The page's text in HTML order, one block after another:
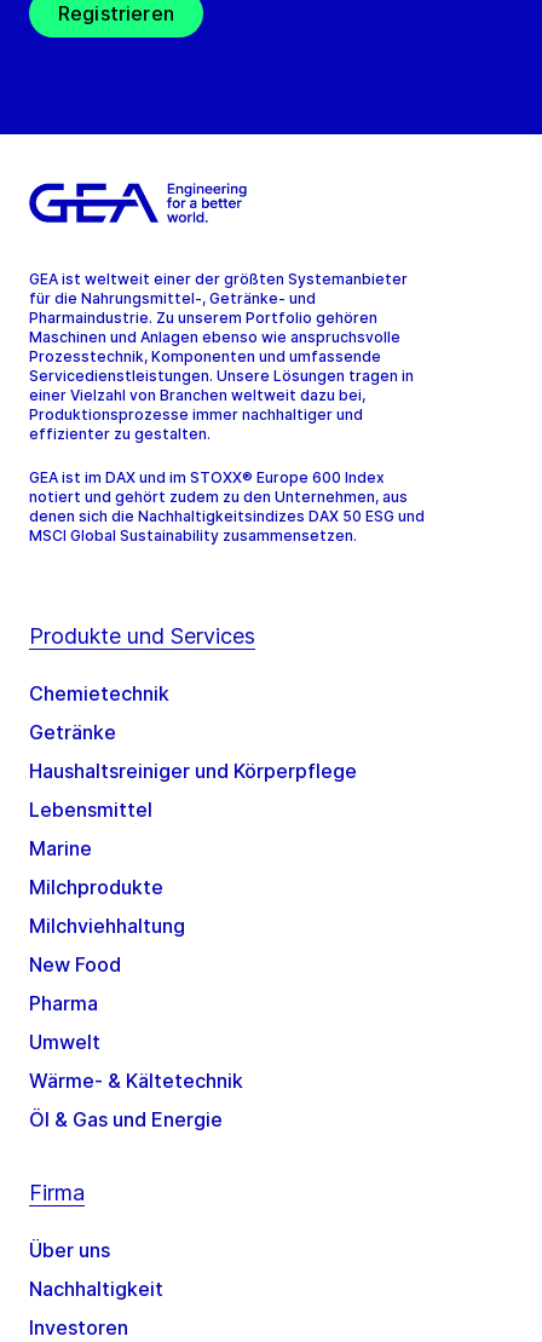
Registrieren
GEA ist weltweit einer der größten Systemanbieter
für die Nahrungsmittel-, Getränke- und
Pharmaindustrie. Zu unserem Portfolio gehören
Maschinen und Anlagen ebenso wie anspruchsvolle
Prozesstechnik, Komponenten und umfassende
Servicedienstleistungen. Unsere Lösungen tragen in
einer Vielzahl von Branchen weltweit dazu bei,
Produktionsprozesse immer nachhaltiger und
effizienter zu gestalten.
GEA ist im DAX und im STOXX® Europe 600 Index
notiert und gehört zudem zu den Unternehmen, aus
denen sich die Nachhaltigkeitsindizes DAX 50 ESG und
MSCI Global Sustainability zusammensetzen.
Produkte und Services
Chemietechnik
Getränke
Haushaltsreiniger und Körperpflege
Lebensmittel
Marine
Milchprodukte
Milchviehhaltung
New Food
Pharma
Umwelt
Wärme- & Kältetechnik
Öl & Gas und Energie
Firma
Über uns
Nachhaltigkeit
Investoren